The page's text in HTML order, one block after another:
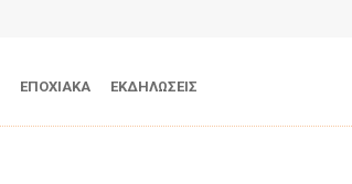
ΕΠΟΧΙΑΚΑ ΕΚΔΗΛΩΣΕΙΣ